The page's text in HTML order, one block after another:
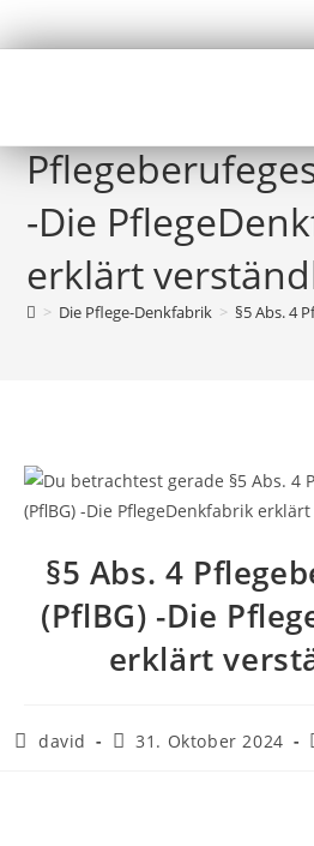
-Die
erklärt
> Die Pflege-Denkfabrik > §5 Abs. 4
§5 Abs. 4
(PflBG) -Die
erklärt
david 31. Oktober 2024